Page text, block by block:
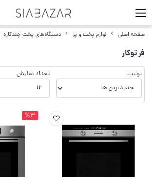
صفحه اصلی لوازم پخت و پز دستگاه‌های پخت چندکاره
فر توکار
ترتیب تعداد نمایش
%3